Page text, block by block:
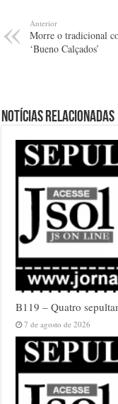
Anterior
Morre o tradicional
‘Bueno Calçados’
Notícias relacionadas
B119 – Quatro
7 de agosto de 2026